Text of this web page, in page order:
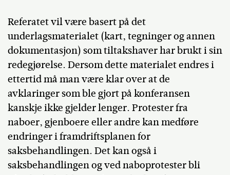
Referatet vil være basert på det
underlagsmaterialet (kart, tegninger og annen
dokumentasjon) som tiltakshaver har brukt i sin
redegjørelse. Dersom dette materialet endres i
ettertid må man være klar over at de
avklaringer som ble gjort på konferansen
kanskje ikke gjelder lenger. Protester fra
naboer, gjenboere eller andre kan medføre
endringer i framdriftsplanen for
saksbehandlingen. Det kan også i
saksbehandlingen og ved naboprotester bli